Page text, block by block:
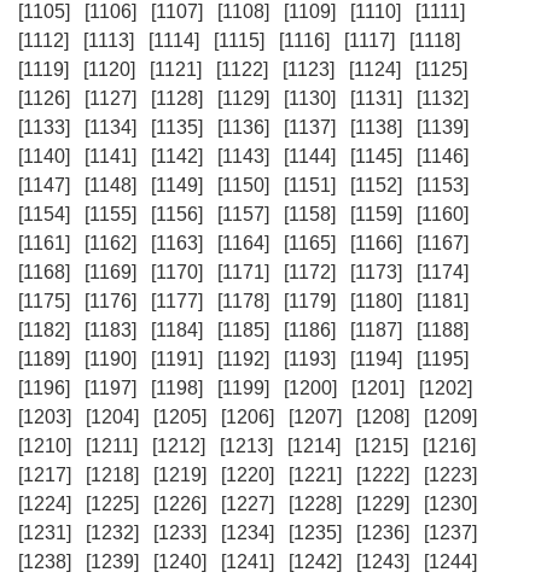
[1105]
[1106] [1107] [1108] [1109] [1110]
[1111]
[1112]
[1113] [1114] [1115] [1116] [1117]
[1118]
[1119]
[1120] [1121] [1122] [1123] [1124]
[1125]
[1126]
[1127] [1128] [1129] [1130] [1131]
[1132]
[1133]
[1134] [1135] [1136] [1137] [1138]
[1139]
[1140]
[1141] [1142] [1143] [1144] [1145]
[1146]
[1147]
[1148] [1149] [1150] [1151] [1152]
[1153]
[1154]
[1155] [1156] [1157] [1158] [1159]
[1160]
[1161]
[1162] [1163] [1164] [1165] [1166]
[1167]
[1168]
[1169] [1170] [1171] [1172] [1173]
[1174]
[1175]
[1176] [1177] [1178] [1179] [1180]
[1181]
[1182]
[1183] [1184] [1185] [1186] [1187]
[1188]
[1189]
[1190] [1191] [1192] [1193] [1194]
[1195]
[1196]
[1197] [1198] [1199] [1200] [1201]
[1202]
[1203]
[1204] [1205] [1206] [1207] [1208]
[1209]
[1210]
[1211] [1212] [1213] [1214] [1215]
[1216]
[1217]
[1218] [1219] [1220] [1221] [1222]
[1223]
[1224]
[1225] [1226] [1227] [1228] [1229]
[1230]
[1231]
[1232] [1233] [1234] [1235] [1236]
[1237]
[1238]
[1239] [1240] [1241] [1242] [1243]
[1244]